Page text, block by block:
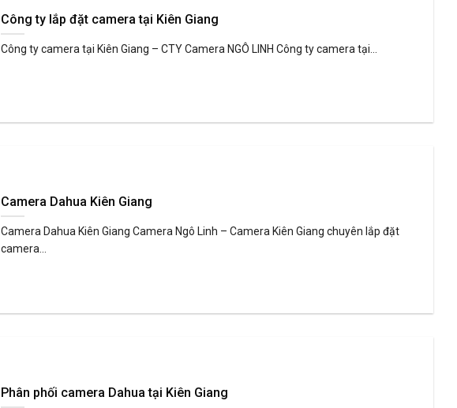
Công ty lắp đặt camera tại Kiên Giang
Công ty camera tại Kiên Giang – CTY Camera NGÔ LINH Công ty camera tại...
Camera Dahua Kiên Giang
Camera Dahua Kiên Giang Camera Ngô Linh – Camera Kiên Giang chuyên lắp đặt
camera...
Phân phối camera Dahua tại Kiên Giang